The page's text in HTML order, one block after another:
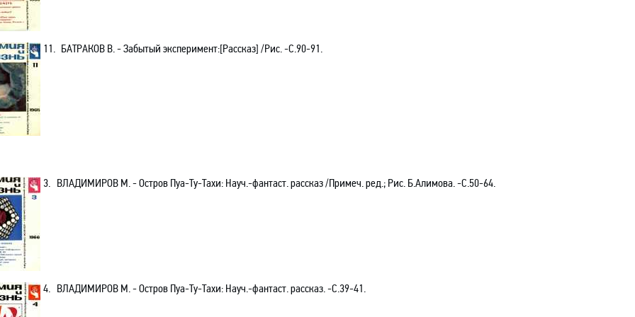
11. БАТРАКОВ В. - Забытый эксперимент:[Рассказ] /Рис. -C.90-91.
3. ВЛАДИМИРОВ М. - Остров Пуа-Ту-Тахи: Науч.-фантаст. рассказ /Примеч. ред.; Рис. Б.Алимова. -С.50-64.
4. ВЛАДИМИРОВ М. - Остров Пуа-Ту-Тахи: Науч.-фантаст. рассказ. -С.39-41.